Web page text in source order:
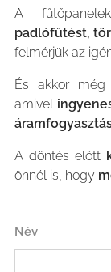
A
padlófűtést,
felmérjük az
És akkor
amivel
A döntés előtt
önnél is, hogy
Név